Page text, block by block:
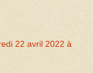
22 avril 2022 à